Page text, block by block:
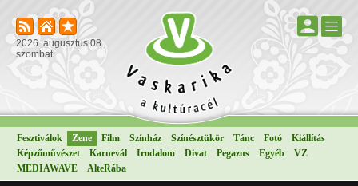
2026. augusztus 08.
szombat
Fesztiválok Zene Film Színház Színésztükör Tánc Fotó
Kiállítás
Képzőművészet
Karnevál Irodalom Divat Pegazus Egyéb
VZ
MEDIAWAVE
AlteRába